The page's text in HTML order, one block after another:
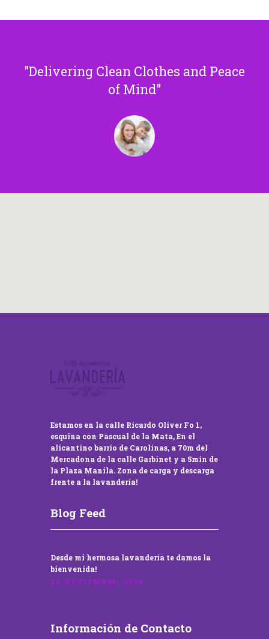
Delivering Clean Clothes and Peace
of Mind
Estamos en la calle Ricardo Oliver Fo 1,
esquina con Pascual de la Mata, En el
alicantino barrio de Carolinas, a 70m del
Mercadona de la calle Garbinet y a 5min de
la Plaza Manila. Zona de carga y descarga
frente a la lavandería!
Blog Feed
Desde mi hermosa lavandería te damos la
bienvenida!
22 NOVIEMBRE, 2016
Información de Contacto